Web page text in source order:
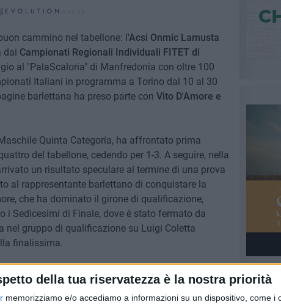
della tua riservatezza è la nostra priorità
memorizziamo e/o accediamo a informazioni su un dispositivo, come i
cammino nel tabellone: l 'Acsi Onmic Lamusta
dai Campionati Regionali Individuali FITET di
al "PalaScaloria" di Manfredonia con oltre 100
Italiani in programma a Torino dal 10 al 30
barlettana ha preso parte con Vito D'Amore e
Quinta Categoria, ha affrontato prima
del tabellone, cedendo per 1-3. A seguire, nella
un risultato speculare al termine di una prova
al rappresentante barlettano di conquistare la
che ha dominato il girone di qualificazione,
i Sedicesimi di Finale, dove è stato fermato da
nel gruppo di qualificazione su Luigi Coletta
finalissima.